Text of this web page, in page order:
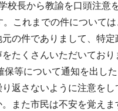
長から教諭を口頭注意
これまでの件について
の件でありまして、特
たくさんいただいており
等について通知を出し
返さないように注意を
また市民は不安を覚え